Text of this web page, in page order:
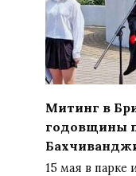
Митинг в
годовщины
15 мая в парке